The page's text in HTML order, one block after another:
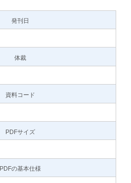
発刊日
体裁
資料コード
PDFサイズ
PDFの基本仕様